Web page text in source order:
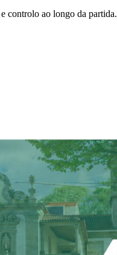
controlo ao longo da partida.